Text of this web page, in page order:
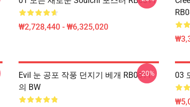
₩2,728,440 - ₩6,325,020
Evil 눈 공포 작풍 던지기 베개 RB0811
의 BW
-20% 03